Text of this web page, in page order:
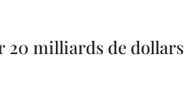
20 milliards de dollars